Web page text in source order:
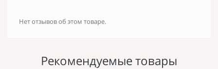
Нет отзывов об этом товаре.
Рекомендуемые товары